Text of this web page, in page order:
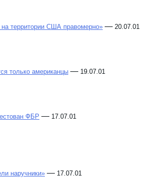
территории США правомерно» — 20.07.01
только американцы — 19.07.01
ФБР — 17.07.01
наручники» — 17.07.01